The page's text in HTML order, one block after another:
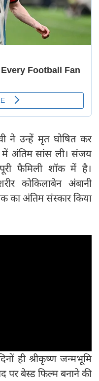
ने उन्हें मृत घोषित कर
में अंतिम सांस ली। संजय
फैमिली शॉक में है।
कोकिलाबेन अंबानी
का अंतिम संस्कार किया
ही श्रीकृष्ण जन्मभूमि
पर बेस्ड फिल्म बनाने की